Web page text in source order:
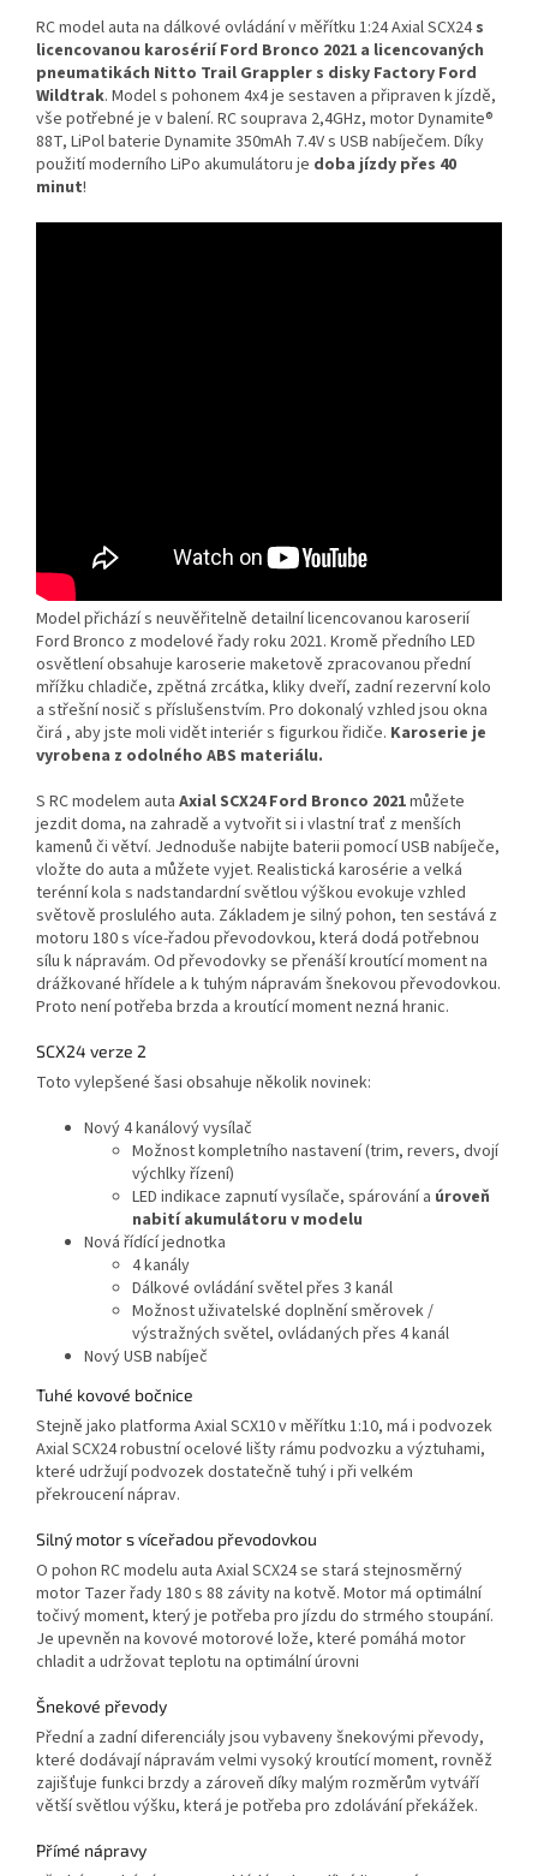
RC model auta na dálkové ovládání v měřítku 1:24 Axial SCX24s
licencovanou karosérií Ford Bronco 2021 a licencovaných
pneumatikách Nitto Trail Grappler s disky Factory Ford
Wildtrak. Model s pohonem 4x4 je sestaven a připraven k jízdě,
vše potřebné je v balení. RC souprava 2,4GHz, motor Dynamite®
88T, LiPol baterie Dynamite 350mAh 7.4V s USB nabíječem. Díky
použití moderního LiPo akumulátoru je doba jízdy přes 40
minut!
Model přichází s neuvěřitelně detailní licencovanou karoserií
Ford Bronco z modelové řady roku 2021. Kromě předního LED
osvětlení obsahuje karoserie maketově zpracovanou přední
mřížku chladiče, zpětná zrcátka, kliky dveří, zadní rezervní kolo
a střešní nosič s příslušenstvím. Pro dokonalý vzhled jsou okna
čirá , aby jste moli vidět interiér s figurkou řidiče. Karoserie je
vyrobena z odolného ABS materiálu.
S RC modelem auta Axial SCX24 Ford Bronco 2021můžete
jezdit doma, na zahradě a vytvořit si i vlastní trať z menších
kamenů či větví. Jednoduše nabijte baterii pomocí USB nabíječe,
vložte do auta a můžete vyjet. Realistická karosérie a velká
terénní kola s nadstandardní světlou výškou evokuje vzhled
světově proslulého auta. Základem je silný pohon, ten sestává z
motoru 180 s více-řadou převodovkou, která dodá potřebnou
sílu k nápravám. Od převodovky se přenáší kroutící moment na
drážkované hřídele a k tuhým nápravám šnekovou převodovkou.
Proto není potřeba brzda a kroutící moment nezná hranic.
SCX24 verze 2
Toto vylepšené šasi obsahuje několik novinek:
Nový 4 kanálový vysílač
Možnost kompletního nastavení (trim, revers, dvojí
výchlky řízení)
LED indikace zapnutí vysílače, spárování a úroveň
nabití akumulátoru v modelu
Nová řídící jednotka
4 kanály
Dálkové ovládání světel přes 3 kanál
Možnost uživatelské doplnění směrovek /
výstražných světel, ovládaných přes 4 kanál
Nový USB nabíječ
Tuhé kovové bočnice
Stejně jako platforma Axial SCX10 v měřítku 1:10, má i podvozek
Axial SCX24 robustní ocelové lišty rámu podvozku a výztuhami,
které udržují podvozek dostatečně tuhý i při velkém
překroucení náprav.
Silný motor s víceřadou převodovkou
O pohon RC modelu auta Axial SCX24 se stará stejnosměrný
motor Tazer řady 180 s 88 závity na kotvě. Motor má optimální
točivý moment, který je potřeba pro jízdu do strmého stoupání.
Je upevněn na kovové motorové lože, které pomáhá motor
chladit a udržovat teplotu na optimální úrovni
Šnekové převody
Přední a zadní diferenciály jsou vybaveny šnekovými převody,
které dodávají nápravám velmi vysoký kroutící moment, rovněž
zajišťuje funkci brzdy a zároveň díky malým rozměrům vytváří
větší světlou výšku, která je potřeba pro zdolávání překážek.
Přímé nápravy